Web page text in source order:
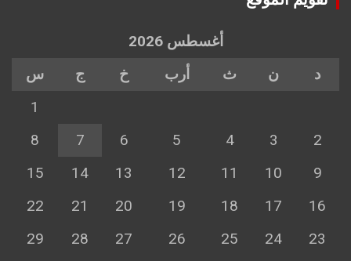
أغسطس 2026
د
ن ث أرب خ ج
س
1
2
3
4
5
6
7
8
9
10
11
12
13
14
15
16
17
18
19
20
21
22
23
24
25
26
27
28
29